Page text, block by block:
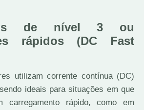
de nível 3 ou
rápidos (DC Fast
utilizam corrente contínua (DC)
ideais para situações em que
carregamento rápido, como em